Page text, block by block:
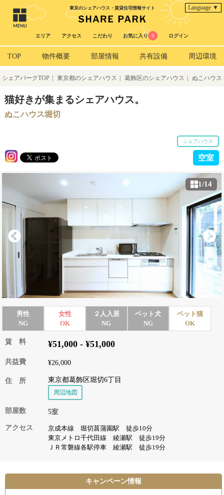
東京のシェアハウス・賃貸住宅情報サイト Language ▼
エリア アクセス こだわり お気に入り 0 ログイン
TOP 物件概要 部屋情報 共有設備 周辺環境
シェアパークTOP 東京都のシェアハウス 葛飾区のシェアハウス ぬこハウス
猫好きが集まるシェアハウス。
ぬこハウス堀切
シェアハウス
空室
1/14
男性
NG
女性
OK
２人入居
NG
ペット犬
NG
ペット猫
OK
賃 料 ¥51,000 - ¥51,000
共益費 ¥26,000
住 所 東京都葛飾区堀切6丁目
周辺地図
部屋数 5室
アクセス
京成本線 堀切菖蒲園駅 徒歩10分
東京メトロ千代田線 綾瀬駅 徒歩19分
ＪＲ常磐線各駅停車 綾瀬駅 徒歩19分
キャンペーン情報